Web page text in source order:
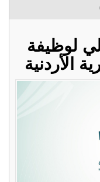
لوظيفة
الأردنية